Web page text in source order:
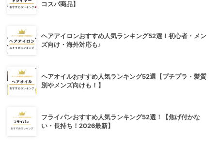
コスパ商品】
ヘアアイロンおすすめ人気ランキング52選！初心者・メン
ズ向け・海外対応も♪
ヘアオイルおすすめ人気ランキング52選【プチプラ・髪質
別やメンズ向けも！】
フライパンおすすめ人気ランキング52選！【焦げ付かな
い・長持ち！2026最新】